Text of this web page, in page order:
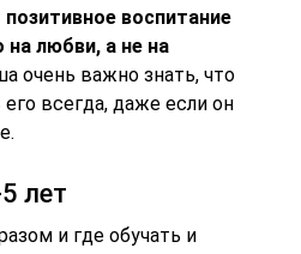
воспитание
любви, а не на
очень важно знать, что
всегда, даже если он
лет
и где обучать и